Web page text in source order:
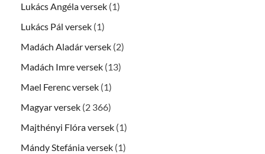
Lukács Angéla versek (1)
Lukács Pál versek (1)
Madách Aladár versek (2)
Madách Imre versek (13)
Mael Ferenc versek (1)
Magyar versek (2 366)
Majthényi Flóra versek (1)
Mándy Stefánia versek (1)